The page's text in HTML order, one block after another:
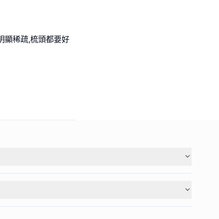
顯稀疏,梳頭都要好